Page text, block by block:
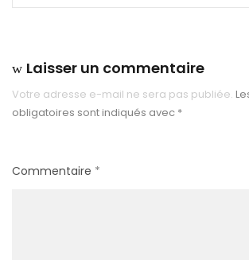
Laisser un commentaire
Votre adresse e-mail ne sera pas publiée.
obligatoires sont indiqués avec *
Commentaire *